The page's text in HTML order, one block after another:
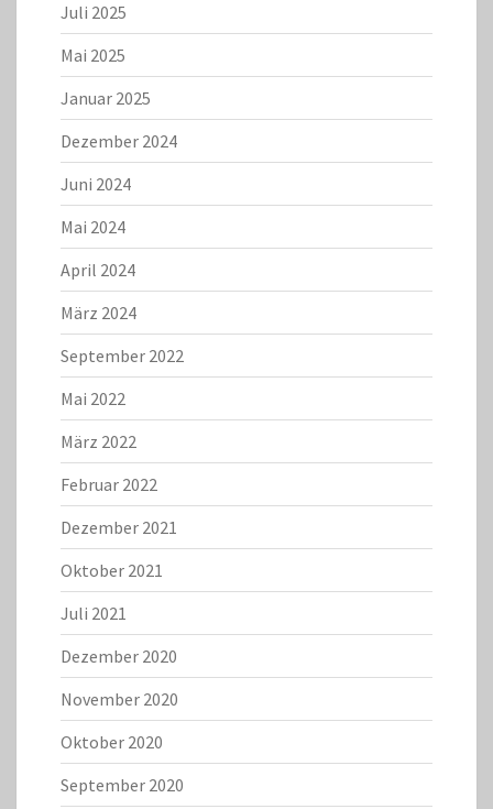
Juli 2025
Mai 2025
Januar 2025
Dezember 2024
Juni 2024
Mai 2024
April 2024
März 2024
September 2022
Mai 2022
März 2022
Februar 2022
Dezember 2021
Oktober 2021
Juli 2021
Dezember 2020
November 2020
Oktober 2020
September 2020